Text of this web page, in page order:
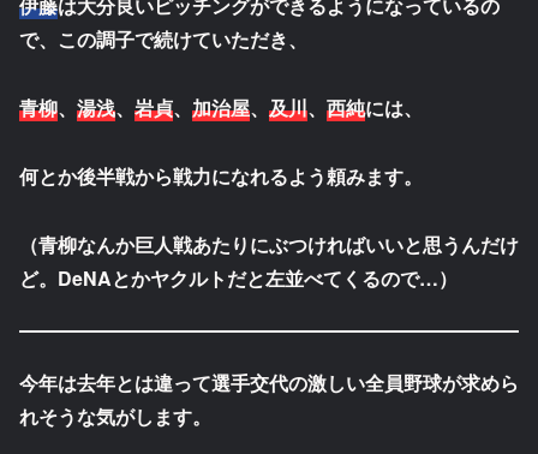
伊藤は大分良いピッチングができるようになっているの
で、この調子で続けていただき、
青柳、 湯浅、 岩貞、 加治屋、 及川、 西純には、
何とか後半戦から戦力になれるよう頼みます。
（青柳なんか巨人戦あたりにぶつければいいと思うんだけ
ど。DeNAとかヤクルトだと左並べてくるので…）
今年は去年とは違って選手交代の激しい全員野球が求めら
れそうな気がします。